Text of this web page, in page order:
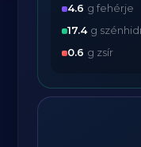
4.6 g fehérje
17.4 g
0.6 g zsír